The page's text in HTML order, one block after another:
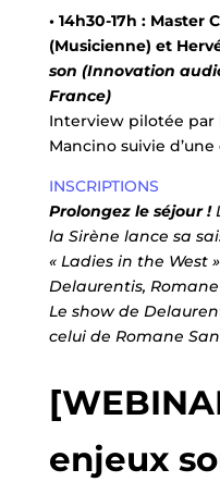
• 14h30-17h : Master
(Musicienne) et
son (Innovation
France)
Interview pilotée par
Mancino suivie
INSCRIPTIONS
Prolongez le séjour !
la Sirène lance sa
« Ladies in the West
Delaurentis,
Le show de
celui de Romane
enjeux